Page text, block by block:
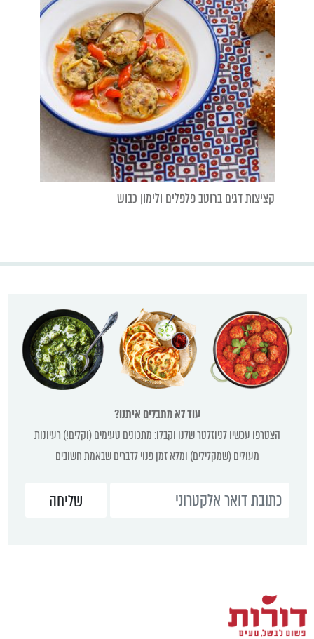
קציצות דגים ברוטב פלפלים ולימון כבוש
עוד לא מתבלים איתנו?
הצטרפו עכשיו לניוזלטר שלנו וקבלו: מתכונים טעימים (וקלים!) רעיונות
מעולים (שמקלילים) ומלא זמן פנוי לדברים שבאמת חשובים